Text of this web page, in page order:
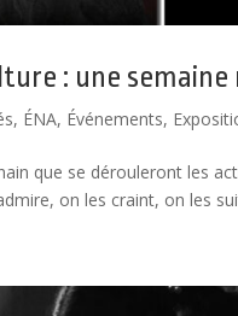
: une semaine
, ÉNA, Événements,
que se dérouleront les
on les craint, on les